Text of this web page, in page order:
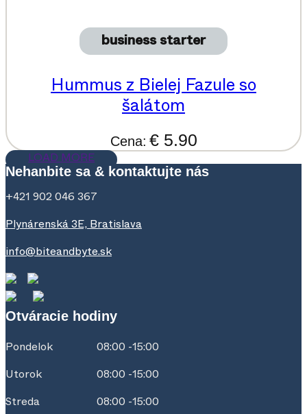
business starter
Hummus z Bielej Fazule so
šalátom
Cena: € 5.90
LOAD MORE
Nehanbite sa & kontaktujte nás
+421 902 046 367
Plynárenská 3E, Bratislava
info@biteandbyte.sk
Otváracie hodiny
Pondelok 08:00 -15:00
Utorok 08:00 -15:00
Streda 08:00 -15:00